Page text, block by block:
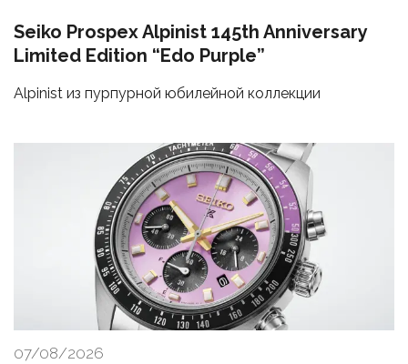
Seiko Prospex Alpinist 145th Anniversary
Limited Edition “Edo Purple”
Alpinist из пурпурной юбилейной коллекции
07/08/2026